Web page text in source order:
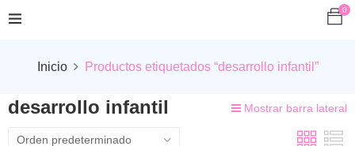
0
Inicio Productos etiquetados “desarrollo infantil”
desarrollo infantil Mostrar barra lateral